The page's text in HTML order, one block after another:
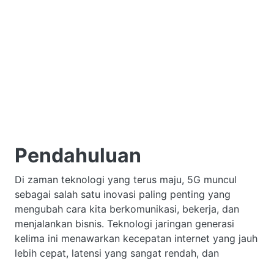
Pendahuluan
Di zaman teknologi yang terus maju, 5G muncul
sebagai salah satu inovasi paling penting yang
mengubah cara kita berkomunikasi, bekerja, dan
menjalankan bisnis. Teknologi jaringan generasi
kelima ini menawarkan kecepatan internet yang jauh
lebih cepat, latensi yang sangat rendah, dan